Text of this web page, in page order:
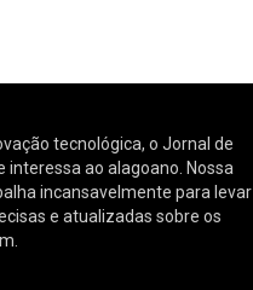
tecnológica, o Jornal de
interessa ao alagoano. Nossa
incansavelmente para levar
e atualizadas sobre os